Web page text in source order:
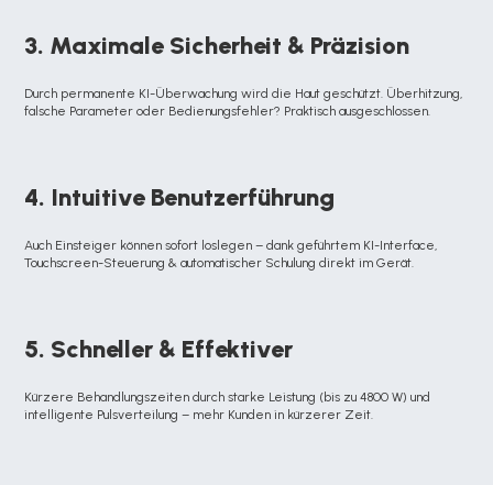
3. Maximale Sicherheit & Präzision
Durch permanente KI-Überwachung wird die Haut geschützt. Überhitzung,
falsche Parameter oder Bedienungsfehler? Praktisch ausgeschlossen.
4. Intuitive Benutzerführung
Auch Einsteiger können sofort loslegen – dank geführtem KI-Interface,
Touchscreen-Steuerung & automatischer Schulung direkt im Gerät.
5. Schneller & Effektiver
Kürzere Behandlungszeiten durch starke Leistung (bis zu 4800 W) und
intelligente Pulsverteilung – mehr Kunden in kürzerer Zeit.